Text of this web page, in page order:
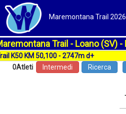
Trail - Loano (SV)
0Atleti Intermedi Ricerca